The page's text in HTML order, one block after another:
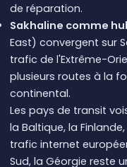
de réparation.
Sakhaline comme
East) convergent sur
trafic de l'Extrême-
plusieurs routes à la
continental.
Les pays de transit
la Baltique, la
trafic internet
Sud, la Géorgie reste